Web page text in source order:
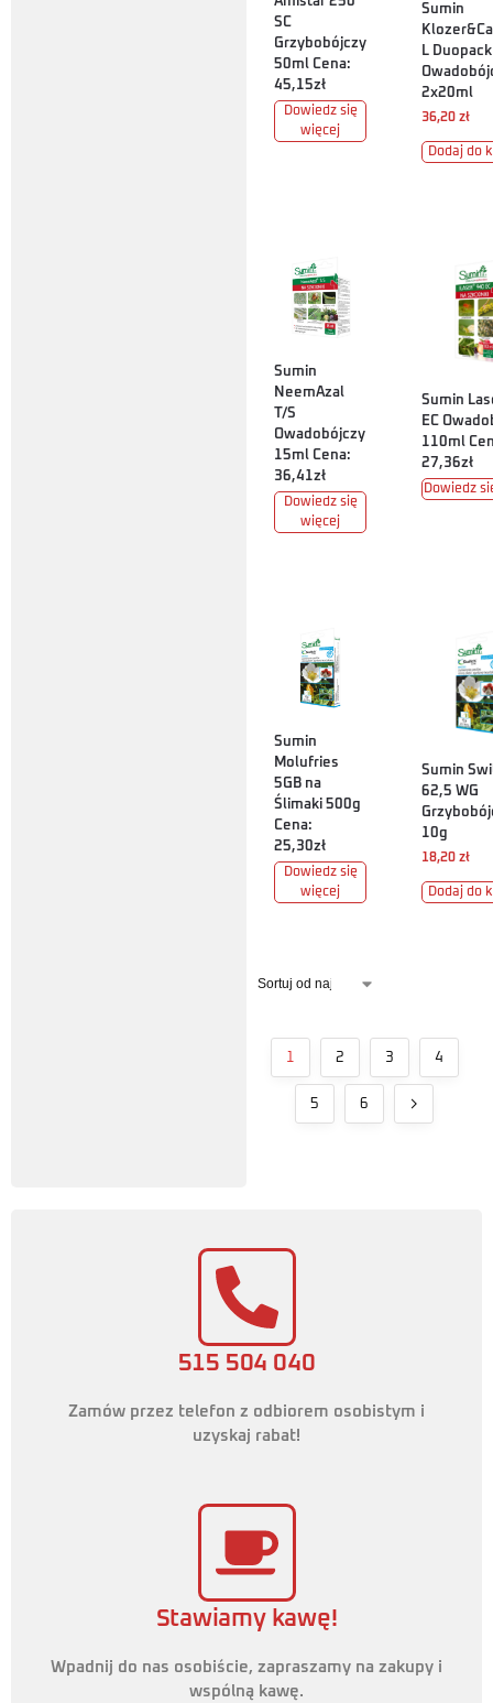
SC
Grzybobójczy
50ml Cena:
45,15zł
Dowiedz się
więcej
Sumin
L Duopack
2x20ml
36,20 zł
Dodaj do
Sumin
NeemAzal
T/S
Owadobójczy
15ml Cena:
36,41zł
Dowiedz się
więcej
Sumin
EC
110ml
27,36zł
Dowiedz
Sumin
Molufries
5GB na
Ślimaki 500g
Cena:
25,30zł
Dowiedz się
więcej
Sumin
62,5 WG
10g
18,20 zł
Dodaj do
1 2 3 4
5 6
515 504 040
Zamów przez telefon z odbiorem osobistym i
uzyskaj rabat!
Stawiamy kawę!
Wpadnij do nas osobiście, zapraszamy na zakupy i
wspólną kawę.